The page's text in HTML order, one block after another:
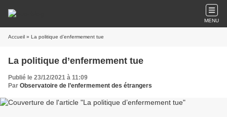
MENU
Accueil » La politique d’enfermement tue
La politique d’enfermement tue
Publié le 23/12/2021 à 11:09
Par Observatoire de l’enfermement des étrangers